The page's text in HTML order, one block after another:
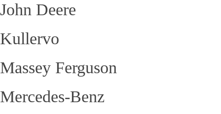
John Deere
Kullervo
Massey Ferguson
Mercedes-Benz